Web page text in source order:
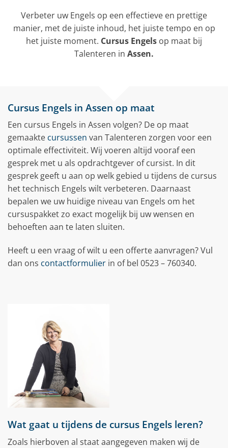
Verbeter uw Engels op een effectieve en prettige
manier, met de juiste inhoud, het juiste tempo en op
het juiste moment. Cursus Engels op maat bij
Talenteren in Assen.
Cursus Engels in Assen op maat
Een cursus Engels in Assen volgen? De op maat
gemaakte cursussen van Talenteren zorgen voor een
optimale effectiviteit. Wij voeren altijd vooraf een
gesprek met u als opdrachtgever of cursist. In dit
gesprek geeft u aan op welk gebied u tijdens de cursus
het technisch Engels wilt verbeteren. Daarnaast
bepalen we uw huidige niveau van Engels om het
cursuspakket zo exact mogelijk bij uw wensen en
behoeften aan te laten sluiten.
Heeft u een vraag of wilt u een offerte aanvragen? Vul
dan ons contactformulier in of bel 0523 – 760340.
Wat gaat u tijdens de cursus Engels leren?
Zoals hierboven al staat aangegeven maken wij de